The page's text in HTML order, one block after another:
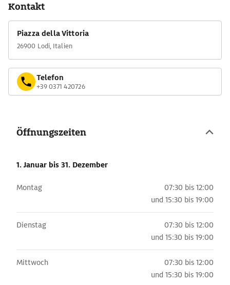
Kontakt
Piazza della Vittoria
26900 Lodi, Italien
Telefon
+39 0371 420726
Öffnungszeiten
1. Januar bis 31. Dezember
Montag
07:30 bis 12:00
und 15:30 bis 19:00
Dienstag
07:30 bis 12:00
und 15:30 bis 19:00
Mittwoch
07:30 bis 12:00
und 15:30 bis 19:00